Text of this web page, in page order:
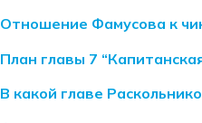
Отношение Фамусова к
План главы 7
В какой главе